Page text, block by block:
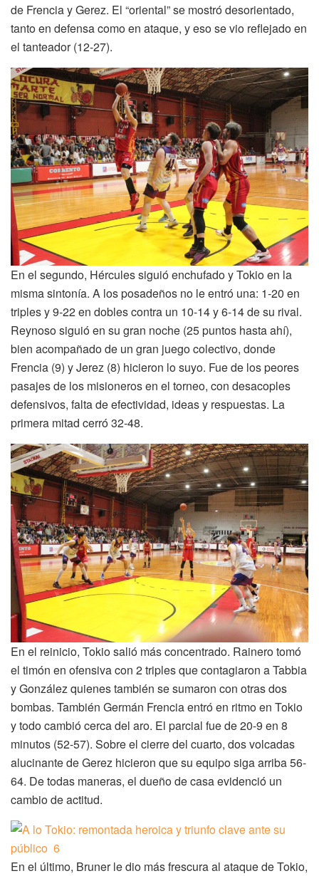
de Frencia y Gerez. El “oriental” se mostró desorientado,
tanto en defensa como en ataque, y eso se vio reflejado en
el tanteador (12-27).
En el segundo, Hércules siguió enchufado y Tokio en la
misma sintonía. A los posadeños no le entró una: 1-20 en
triples y 9-22 en dobles contra un 10-14 y 6-14 de su rival.
Reynoso siguió en su gran noche (25 puntos hasta ahí),
bien acompañado de un gran juego colectivo, donde
Frencia (9) y Jerez (8) hicieron lo suyo. Fue de los peores
pasajes de los misioneros en el torneo, con desacoples
defensivos, falta de efectividad, ideas y respuestas. La
primera mitad cerró 32-48.
En el reinicio, Tokio salió más concentrado. Rainero tomó
el timón en ofensiva con 2 triples que contagiaron a Tabbia
y González quienes también se sumaron con otras dos
bombas. También Germán Frencia entró en ritmo en Tokio
y todo cambió cerca del aro. El parcial fue de 20-9 en 8
minutos (52-57). Sobre el cierre del cuarto, dos volcadas
alucinante de Gerez hicieron que su equipo siga arriba 56-
64. De todas maneras, el dueño de casa evidenció un
cambio de actitud.
En el último, Bruner le dio más frescura al ataque de Tokio,